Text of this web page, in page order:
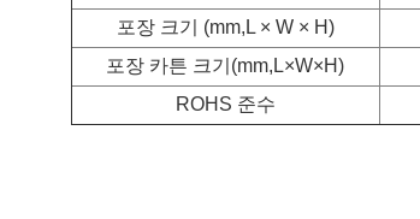
포장 크기 (mm,L × W × H)
포장 카튼 크기 (mm,L×W×H)
ROHS 준수